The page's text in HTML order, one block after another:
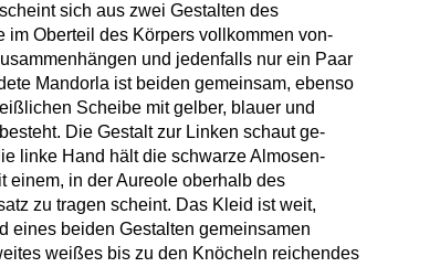
sich aus zwei Gestalten des
Oberteil des Körpers vollkommen von-
und jedenfalls nur ein Paar
Mandorla ist beiden gemeinsam, ebenso
Scheibe mit gelber, blauer und
Die Gestalt zur Linken schaut ge-
linke Hand hält die schwarze Almosen-
einem, in der Aureole oberhalb des
zu tragen scheint. Das Kleid ist weit,
eines beiden Gestalten gemeinsamen
weißes bis zu den Knöcheln reichendes